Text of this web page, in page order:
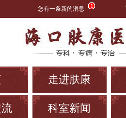
您有一条新的消息
走进肤康
科室新闻